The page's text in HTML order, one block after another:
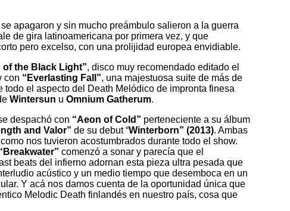
apagaron y sin mucho preámbulo salieron a la guerra
de gira latinoamericana por primera vez, y que
pero excelso, con una prolijidad europea envidiable.
of the Black Light”, disco muy recomendado editado el
con “Everlasting Fall”, una majestuosa suite de más de
el aspecto del Death Melódico de impronta finesa
Wintersun u Omnium Gatherum.
despachó con “Aeon of Cold” perteneciente a su álbum
and Valor” de su debut “Winterborn” (2013). Ambas
nos tuvieron acostumbrados durante todo el show.
comenzó a sonar y parecía que el
beats del infierno adornan esta pieza ultra pesada que
acústico y un medio tiempo que desemboca en un
Y acá nos damos cuenta de la oportunidad única que
Melodic Death finlandés en nuestro país, cosa que